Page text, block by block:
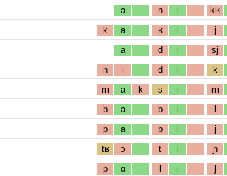
a n i kʁ
k a ʁ i j
a d i sj
n i d i k
m a k s i m
b a b i l
p a p i j
tʁ ɔ t i ɲ
p ɑ l i ʃ